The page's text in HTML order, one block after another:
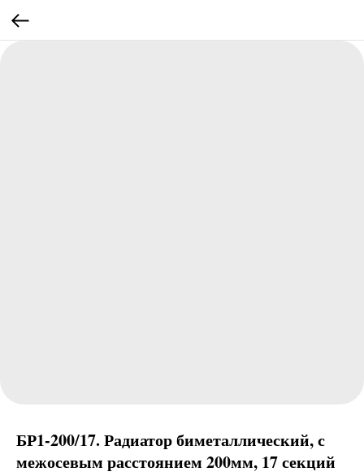
БР1-200/17. Радиатор биметаллический, с
межосевым расстоянием 200мм, 17 секций